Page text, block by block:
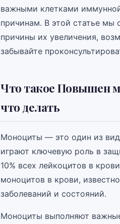
важными клетками
причинам. В этой статье
причины их увеличения,
забывайте
Что такое Повышен
что делать
Моноциты — это один из
играют ключевую роль в
10% всех лейкоцитов в
моноцитов в крови,
заболеваний и состояний.
Моноциты выполняют